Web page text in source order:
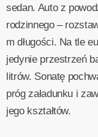
sedan. Auto z
rodzinnego –
m długości. Na tle
jedynie przestrzeń
litrów. Sonatę
próg załadunku i
jego kształtów.